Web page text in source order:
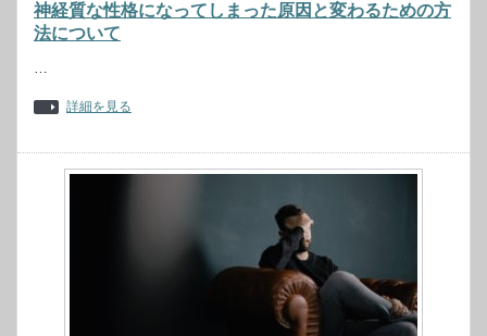
神経質な性格になってしまった原因と変わるための方
法について
…
詳細を見る